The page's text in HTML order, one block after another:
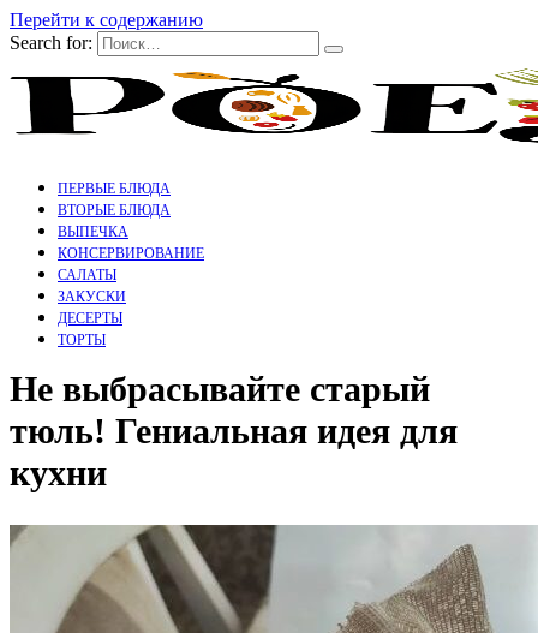
Перейти к содержанию
Search for:
ПЕРВЫЕ БЛЮДА
ВТОРЫЕ БЛЮДА
ВЫПЕЧКА
КОНСЕРВИРОВАНИЕ
САЛАТЫ
ЗАКУСКИ
ДЕСЕРТЫ
ТОРТЫ
Не выбрасывайте старый
тюль! Гениальная идея для
кухни